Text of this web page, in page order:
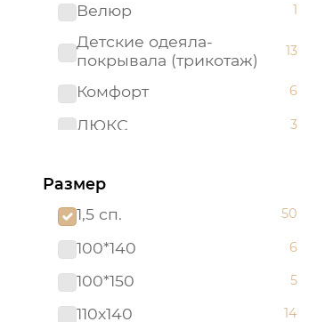
Велюр 1
Детские одеяла-
покрывала (трикотаж)
13
Комфорт 6
ЛЮКС 3
Махровые полотенца "Арт
Дизайн" (Турция)
Набор в кроватку (бязь) 5
(поплин)
2
Одеяла-покрывала
Размер
1,5 сп.
50
100*140 6
100*150 5
110х140 14